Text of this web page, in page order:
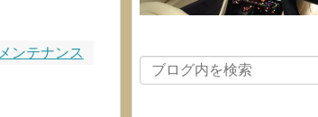
メンテナンス